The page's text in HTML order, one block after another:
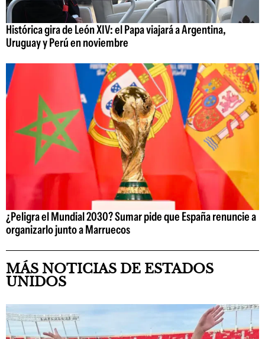
Histórica gira de León XIV: el Papa viajará a Argentina,
Uruguay y Perú en noviembre
¿Peligra el Mundial 2030? Sumar pide que España renuncie a
organizarlo junto a Marruecos
MÁS NOTICIAS DE ESTADOS
UNIDOS